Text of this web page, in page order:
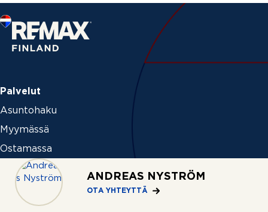
ANDREAS NYSTRÖM
OTA YHTEYTTÄ
Palvelut
Asuntohaku
Myymässä
Ostamassa
Vuokraamassa
Palveluhinnasto
Ideat ja vinkit